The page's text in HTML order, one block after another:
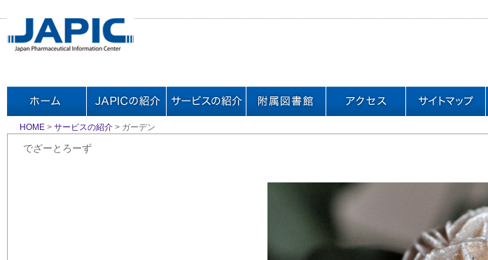
HOME > サービスの紹介 > ガーデン
でざーとろーず